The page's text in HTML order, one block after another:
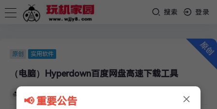
搜索 登录
原创 实用软件
（电脑）Hyperdown百度网盘高速下载工具
×
📢 重要公告